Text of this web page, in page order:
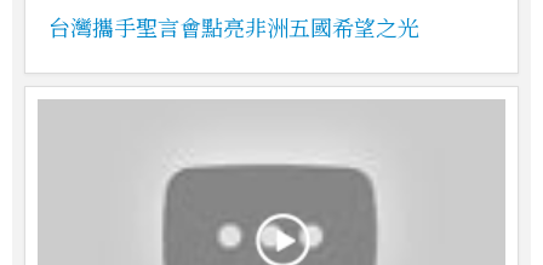
台灣攜手聖言會點亮非洲五國希望之光